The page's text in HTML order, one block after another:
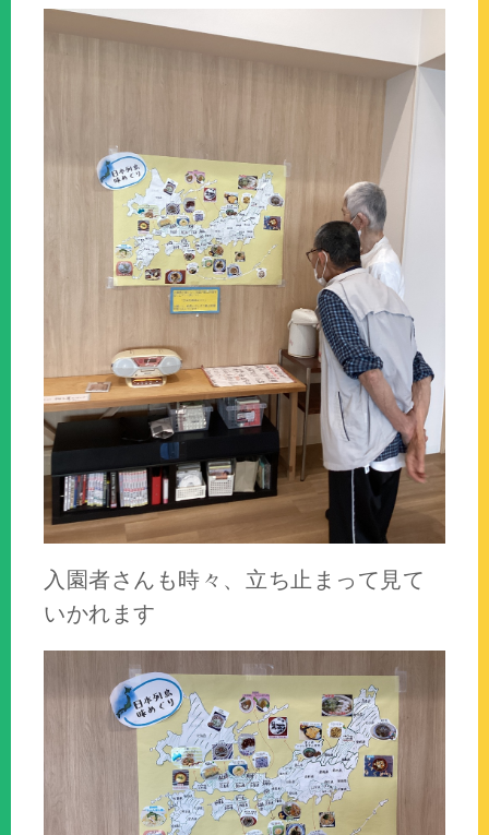
入園者さんも時々、立ち止まって見て
いかれます